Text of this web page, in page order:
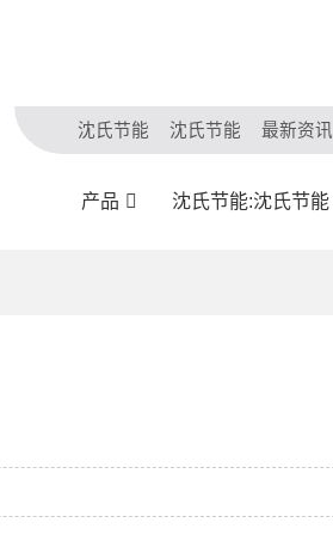
沈氏节能 沈氏节能 最新资讯
产品 沈氏节能:沈氏节能